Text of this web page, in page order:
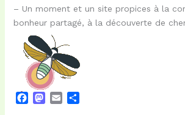
– Un moment et un site propices à la
bonheur partagé, à la découverte de
M